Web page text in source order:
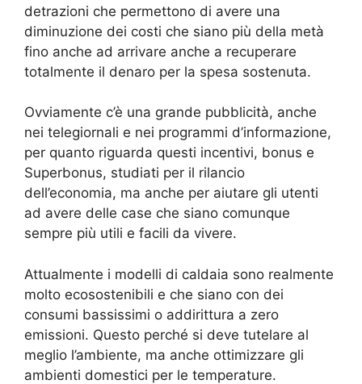
detrazioni che permettono di avere una
diminuzione dei costi che siano più della metà
fino anche ad arrivare anche a recuperare
totalmente il denaro per la spesa sostenuta.
Ovviamente c’è una grande pubblicità, anche
nei telegiornali e nei programmi d’informazione,
per quanto riguarda questi incentivi, bonus e
Superbonus, studiati per il rilancio
dell’economia, ma anche per aiutare gli utenti
ad avere delle case che siano comunque
sempre più utili e facili da vivere.
Attualmente i modelli di caldaia sono realmente
molto ecosostenibili e che siano con dei
consumi bassissimi o addirittura a zero
emissioni. Questo perché si deve tutelare al
meglio l’ambiente, ma anche ottimizzare gli
ambienti domestici per le temperature.